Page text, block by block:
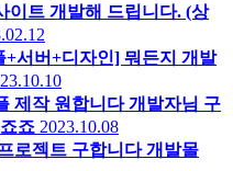
이트 개발해 드립니다. (상
+서버+디자인] 뭐든지 개발
제작 원합니다 개발자님 구
죠 2023.10.08
로젝트 구합니다 개발몰